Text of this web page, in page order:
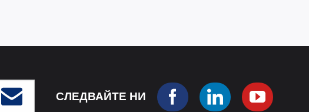
СЛЕДВАЙТЕ НИ